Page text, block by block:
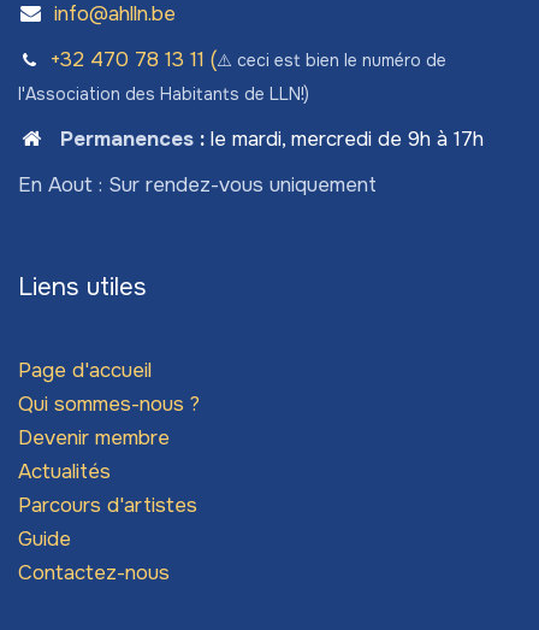
info@ahlln.be
+32 470 78​ 13 11 (⚠️ ceci est bien le numéro de
l'Association des Habitants de LLN!)
Permanences: le mardi, mercredi de 9h à 17h
En Aout : Sur rendez-vous uniquement
Liens utiles
Page d'accueil
Qui sommes-nous ?
Devenir membre
Actualités
Parcours d'artistes
Guide
Contactez-nous